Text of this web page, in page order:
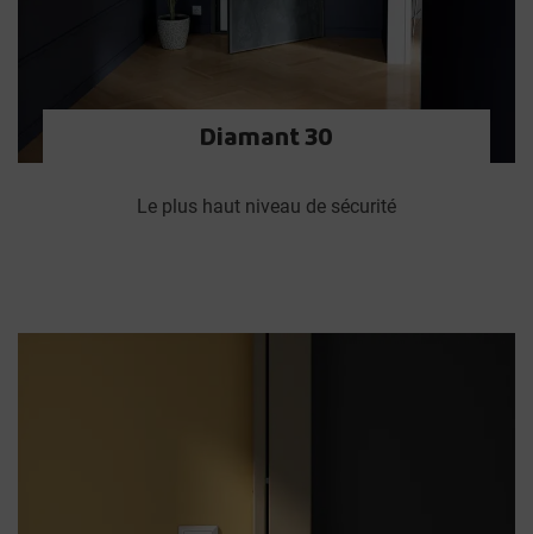
Diamant 30
Le plus haut niveau de sécurité